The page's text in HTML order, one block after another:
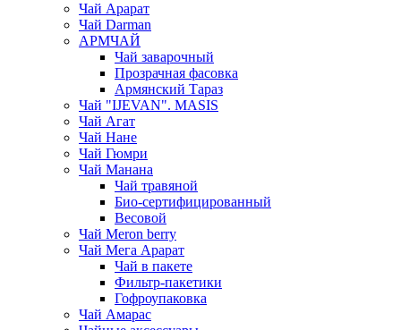
Чай Арарат
Чай Darman
АРМЧАЙ
Чай заварочный
Прозрачная фасовка
Армянский Тараз
Чай "IJEVAN". MASIS
Чай Агат
Чай Нане
Чай Гюмри
Чай Манана
Чай травяной
Био-сертифицированный
Весовой
Чай Meron berry
Чай Мега Арарат
Чай в пакете
Фильтр-пакетики
Гофроупаковка
Чай Амарас